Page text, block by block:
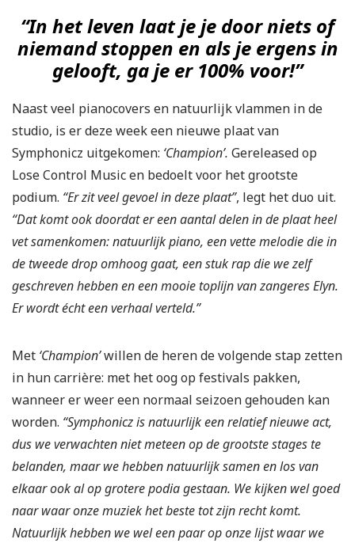
“In het leven laat je je door niets of
niemand stoppen en als je ergens in
gelooft, ga je er 100% voor!”
Naast veel pianocovers en natuurlijk vlammen in de
studio, is er deze week een nieuwe plaat van
Symphonicz uitgekomen: ‘Champion’. Gereleased op
Lose Control Music en bedoelt voor het grootste
podium. “Er zit veel gevoel in deze plaat”, legt het duo uit.
“Dat komt ook doordat er een aantal delen in de plaat heel
vet samenkomen: natuurlijk piano, een vette melodie die in
de tweede drop omhoog gaat, een stuk rap die we zelf
geschreven hebben en een mooie toplijn van zangeres Elyn.
Er wordt écht een verhaal verteld.”
Met ‘Champion’willen de heren de volgende stap zetten
in hun carrière: met het oog op festivals pakken,
wanneer er weer een normaal seizoen gehouden kan
worden. “Symphonicz is natuurlijk een relatief nieuwe act,
dus we verwachten niet meteen op de grootste stages te
belanden, maar we hebben natuurlijk samen en los van
elkaar ook al op grotere podia gestaan. We kijken wel goed
naar waar onze muziek het beste tot zijn recht komt.
Natuurlijk hebben we wel een paar op onze lijst waar we